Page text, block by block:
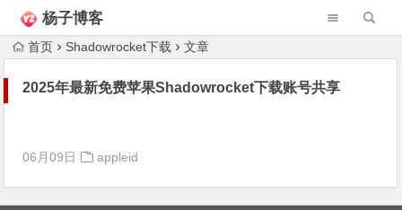
杨子博客
首页 Shadowrocket下载 文章
2025年最新免费苹果Shadowrocket下载账号共享
06月09日 appleid